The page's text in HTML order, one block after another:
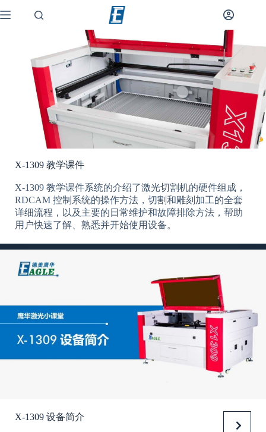
X-1309 教学课件
X-1309 教学课件系统的介绍了激光切割机的硬件组成，
RDCAM 控制系统的操作方法，切割和雕刻加工的全套
详细流程，以及主要的日常维护和故障排除方法，帮助
用户快速了解、熟悉并开始使用设备。
X-1309 设备简介